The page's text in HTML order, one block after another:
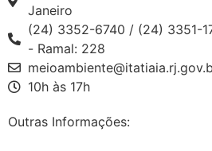
Janeiro
(24) 3352-6740 / (24) 3351-
- Ramal: 228
10h às 17h
Outras Informações: